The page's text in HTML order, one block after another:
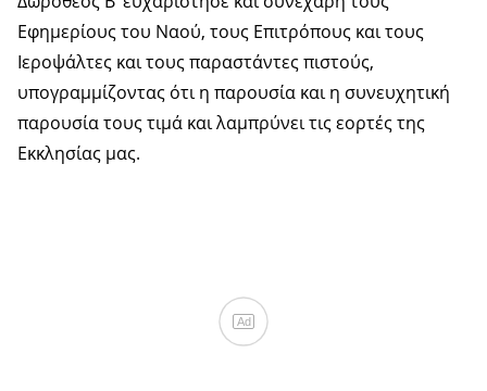
Εφημερίους του Ναού, τους Επιτρόπους και τους
Ιεροψάλτες και τους παραστάντες πιστούς,
υπογραμμίζοντας ότι η παρουσία και η συνευχητική
παρουσία τους τιμά και λαμπρύνει τις εορτές της
Εκκλησίας μας.
Ad